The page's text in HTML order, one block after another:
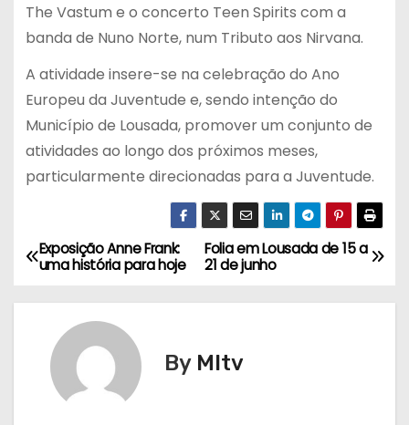
The Vastum e o concerto Teen Spirits com a
banda de Nuno Norte, num Tributo aos Nirvana.
A atividade insere-se na celebração do Ano
Europeu da Juventude e, sendo intenção do
Município de Lousada, promover um conjunto de
atividades ao longo dos próximos meses,
particularmente direcionadas para a Juventude.
N
a
Folia em Lousada de 15 a
21 de junho
Exposição Anne Frank:
uma história para hoje
By MItv